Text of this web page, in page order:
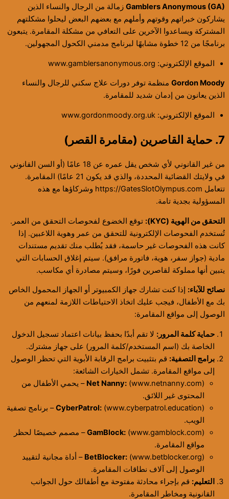
Gamblers Anonymous (GA) زمالة من الرجال والنساء الذين
يشاركون خبراتهم وقوتهم وأملهم مع بعضهم البعض ليحلوا مشكلتهم
المشتركة ويساعدوا الآخرين على التعافي من مشكلة المقامرة. يتبعون
برنامجًا من 12 خطوة مشابهًا لبرنامج مدمني الكحول المجهولين.
الموقع الإلكتروني: www.gamblersanonymous.org
Gordon Moody منظمة توفر دورات علاج سكني للرجال والنساء
الذين يعانون من إدمان شديد للمقامرة.
الموقع الإلكتروني: www.gordonmoody.org.uk
7. حماية القاصرين (مقامرة القصر)
من غير القانوني لأي شخص يقل عمره عن 18 عامًا (أو السن القانوني
في ولايتك القضائية المحددة، والذي قد يكون 21 عامًا) المقامرة.
تتعامل https://GatesSlotOlympus.com وشركاؤها مع هذه
المسؤولية بجدية تامة.
التحقق من الهوية (KYC):
توقع الخضوع لفحوصات التحقق من العمر.
تُستخدم الفحوصات الإلكترونية للتحقق من عمر وهوية اللاعبين. إذا
كانت هذه الفحوصات غير حاسمة، فقد يُطلب منك تقديم مستندات
مادية (جواز سفر، هوية، فاتورة مرافق). سيتم إغلاق الحسابات التي
يتبين أنها مملوكة لقاصرين فورًا، وسيتم مصادرة أي مكاسب.
نصائح للآباء: إذا كنت تشارك جهاز الكمبيوتر أو الجهاز المحمول الخاص
بك مع الأطفال، فيجب عليك اتخاذ الاحتياطات اللازمة لمنعهم من
الوصول إلى مواقع المقامرة:
حماية كلمة المرور: لا تقم أبدًا بحفظ بيانات اعتماد تسجيل الدخول
الخاصة بك (اسم المستخدم/كلمة المرور) على جهاز مشترك.
برامج التصفية: قم بتثبيت برامج الرقابة الأبوية التي تحظر الوصول
إلى مواقع المقامرة. تشمل الخيارات الشائعة:
Net Nanny: (www.netnanny.com) – يحمي الأطفال من
المحتوى غير اللائق.
CyberPatrol:(www.cyberpatrol.education) – برنامج تصفية
الويب.
GamBlock:(www.gamblock.com) – مصمم خصيصًا لحظر
مواقع المقامرة.
BetBlocker: (www.betblocker.org) – أداة مجانية لتقييد
الوصول إلى آلاف نطاقات المقامرة.
التعليم: قم بإجراء محادثة مفتوحة مع أطفالك حول الجوانب
القانونية ومخاطر المقامرة.